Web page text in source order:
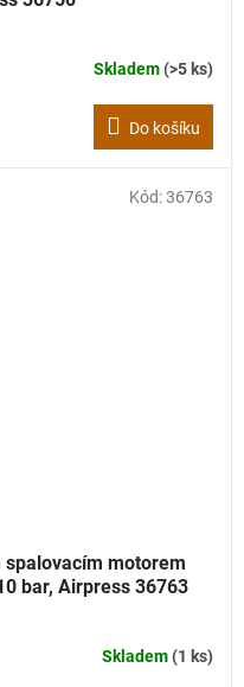
Skladem(>5 ks)
Do košíku
spalovacím motorem
bar, Airpress 36763
Skladem(1 ks)
Kód:36763